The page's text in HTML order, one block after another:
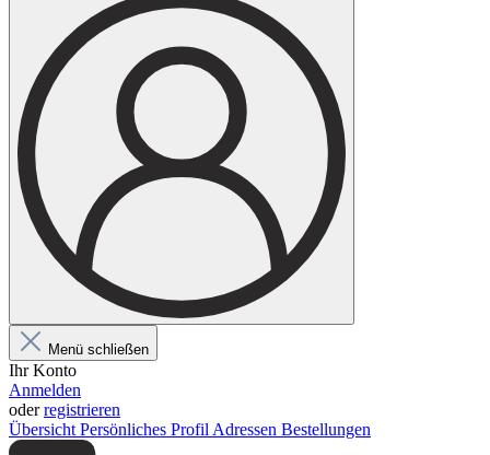
Menü schließen
Ihr Konto
Anmelden
oderregistrieren
Übersicht Persönliches Profil Adressen Bestellungen